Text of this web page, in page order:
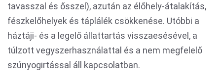
tavasszal és ősszel), azután az élőhely-átalakítás,
fészkelőhelyek és táplálék csökkenése. Utóbbi a
háztáji- és a legelő állattartás visszaesésével, a
túlzott vegyszerhasználattal és a nem megfelelő
szúnyogirtással áll kapcsolatban.